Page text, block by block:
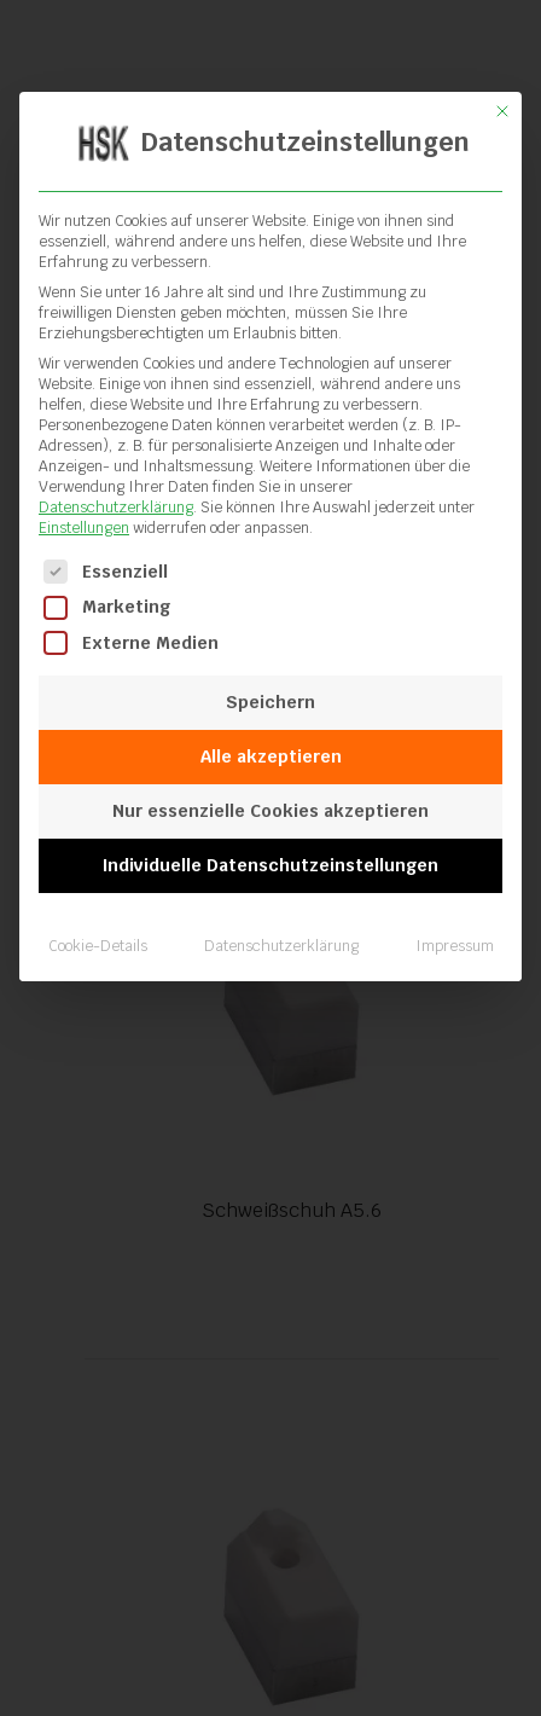
Schweißschuh A5.6
Mit
Datenschutzeinstellungen
Wir nutzen Cookies auf unserer Website. Einige von ihnen sind
essenziell, während andere uns helfen, diese Website und Ihre
Erfahrung zu verbessern.
Wenn Sie unter 16 Jahre alt sind und Ihre Zustimmung zu
freiwilligen Diensten geben möchten, müssen Sie Ihre
Erziehungsberechtigten um Erlaubnis bitten.
Wir verwenden Cookies und andere Technologien auf unserer
Website. Einige von ihnen sind essenziell, während andere uns
helfen, diese Website und Ihre Erfahrung zu verbessern.
Personenbezogene Daten können verarbeitet werden (z. B. IP-
Adressen), z. B. für personalisierte Anzeigen und Inhalte oder
Anzeigen- und Inhaltsmessung. Weitere Informationen über die
Verwendung Ihrer Daten finden Sie in unserer
Datenschutzerklärung. Sie können Ihre Auswahl jederzeit unter
Einstellungen widerrufen oder anpassen.
Es folgt eine Liste der Service-Gruppen, für die eine
Essenziell
Marketing
Externe Medien
Speichern
Alle akzeptieren
Nur essenzielle Cookies akzeptieren
Individuelle Datenschutzeinstellungen
Cookie-Details Datenschutzerklärung Impressum